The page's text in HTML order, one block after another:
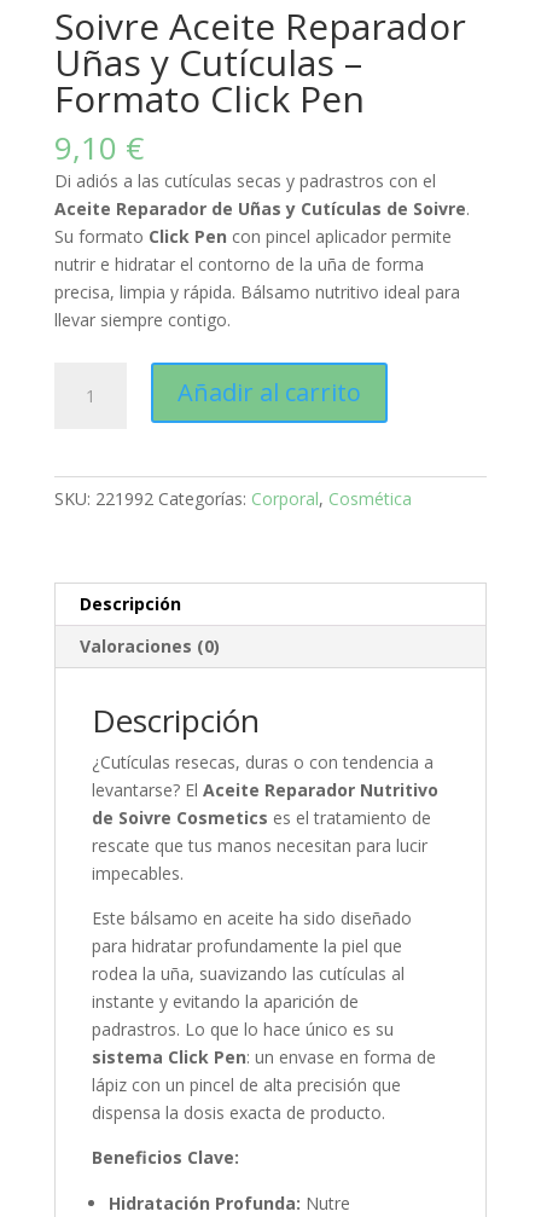
Soivre Aceite Reparador
Uñas y Cutículas –
Formato Click Pen
9,10 €
Di adiós a las cutículas secas y padrastros con el
Aceite Reparador de Uñas y Cutículas de Soivre.
Su formato Click Pen con pincel aplicador permite
nutrir e hidratar el contorno de la uña de forma
precisa, limpia y rápida. Bálsamo nutritivo ideal para
llevar siempre contigo.
Aceite
Click
Pen
cantidad
Añadir al carrito
SKU: 221992 Categorías: Corporal, Cosmética
Descripción
Valoraciones (0)
Descripción
¿Cutículas resecas, duras o con tendencia a
levantarse? El Aceite Reparador Nutritivo
de Soivre Cosmetics es el tratamiento de
rescate que tus manos necesitan para lucir
impecables.
Este bálsamo en aceite ha sido diseñado
para hidratar profundamente la piel que
rodea la uña, suavizando las cutículas al
instante y evitando la aparición de
padrastros. Lo que lo hace único es su
sistema Click Pen: un envase en forma de
lápiz con un pincel de alta precisión que
dispensa la dosis exacta de producto.
Beneficios Clave:
Hidratación Profunda: Nutre